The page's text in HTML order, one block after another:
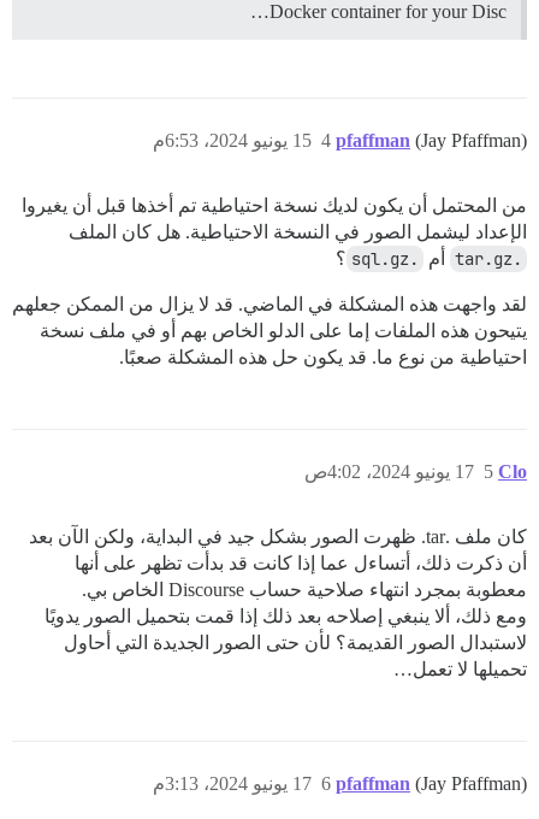
Docker container for your Disc…
pfaffman (Jay Pfaffman) 15 يونيو 2024، 6:53م 4
من المحتمل أن يكون لديك نسخة احتياطية تم أخذها قبل أن يغيروا
الإعداد ليشمل الصور في النسخة الاحتياطية. هل كان الملف
.tar.gz أم .sql.gz ؟
لقد واجهت هذه المشكلة في الماضي. قد لا يزال من الممكن جعلهم
يتيحون هذه الملفات إما على الدلو الخاص بهم أو في ملف نسخة
احتياطية من نوع ما. قد يكون حل هذه المشكلة صعبًا.
Clo 17 يونيو 2024، 4:02ص 5
كان ملف .tar. ظهرت الصور بشكل جيد في البداية، ولكن الآن بعد
أن ذكرت ذلك، أتساءل عما إذا كانت قد بدأت تظهر على أنها
معطوبة بمجرد انتهاء صلاحية حساب Discourse الخاص بي.
ومع ذلك، ألا ينبغي إصلاحه بعد ذلك إذا قمت بتحميل الصور يدويًا
لاستبدال الصور القديمة؟ لأن حتى الصور الجديدة التي أحاول
تحميلها لا تعمل…
pfaffman (Jay Pfaffman) 17 يونيو 2024، 3:13م 6